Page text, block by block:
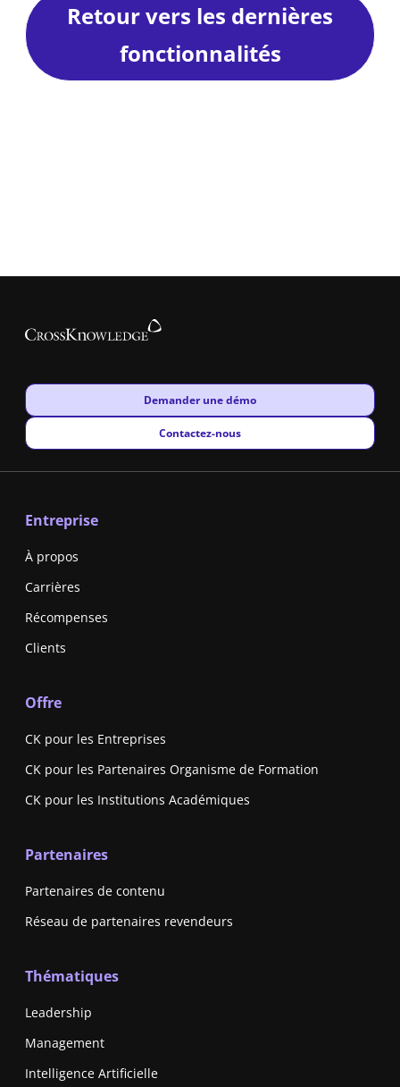
Retour vers les dernières
fonctionnalités
New window
Demander une démo
New window
Contactez-nous
Entreprise
À propos
Carrières
Récompenses
Clients
Offre
CK pour les Entreprises
CK pour les Partenaires Organisme de Formation
CK pour les Institutions Académiques
Partenaires
Partenaires de contenu
Réseau de partenaires revendeurs
Thématiques
Leadership
Management
Intelligence Artificielle